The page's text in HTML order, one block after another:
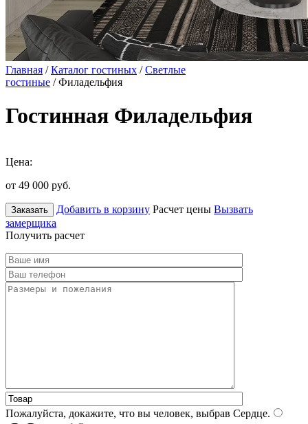
Главная /Каталог гостиных /Светлые
гостиные / Филадельфия
Гостинная Филадельфия
Цена:
от 49 000 руб.
Заказать Добавить в корзину Расчет цены Вызвать
замерщика
Получить расчет
Пожалуйста, докажите, что вы человек, выбрав Сердце.